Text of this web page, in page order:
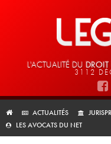
L'ACTUALITÉ DU DROIT
3112
ACTUALITÉS
LES AVOCATS DU NET